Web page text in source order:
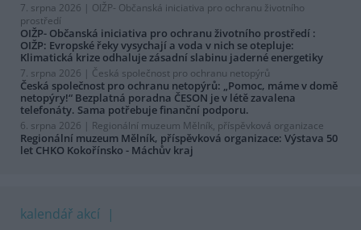
7. srpna 2026 | OIŽP- Občanská iniciativa pro ochranu životního
prostředí
OIŽP- Občanská iniciativa pro ochranu životního prostředí :
OIŽP: Evropské řeky vysychají a voda v nich se otepluje:
Klimatická krize odhaluje zásadní slabinu jaderné energetiky
7. srpna 2026 | Česká společnost pro ochranu netopýrů
Česká společnost pro ochranu netopýrů: „Pomoc, máme v domě
netopýry!“ Bezplatná poradna ČESON je v létě zavalena
telefonáty. Sama potřebuje finanční podporu.
6. srpna 2026 | Regionální muzeum Mělník, příspěvková organizace
Regionální muzeum Mělník, příspěvková organizace: Výstava 50
let CHKO Kokořínsko - Máchův kraj
kalendář akcí